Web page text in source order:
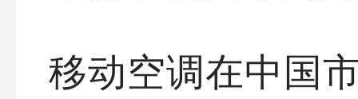
移动空调在中国